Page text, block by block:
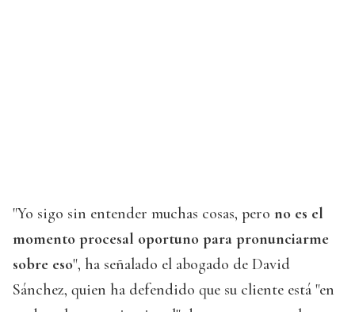
"Yo sigo sin entender muchas cosas, pero no es el
momento procesal oportuno para pronunciarme
sobre eso", ha señalado el abogado de David
Sánchez, quien ha defendido que su cliente está "en